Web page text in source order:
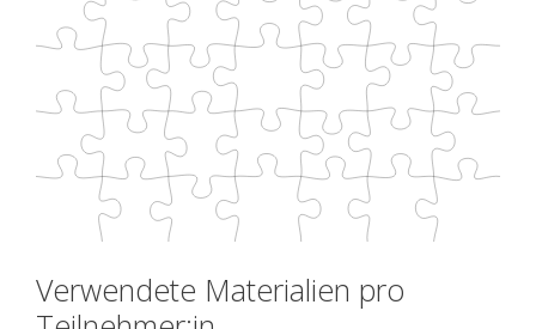
Verwendete Materialien pro